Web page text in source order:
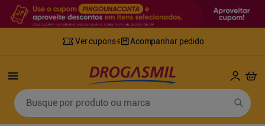
Ver cupons Acompanhar pedido
Busque por produto ou marca
Termos mais buscados